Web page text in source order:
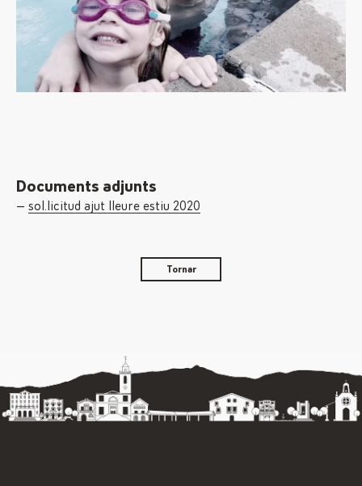
Documents adjunts
sol.licitud ajut lleure estiu 2020
Tornar